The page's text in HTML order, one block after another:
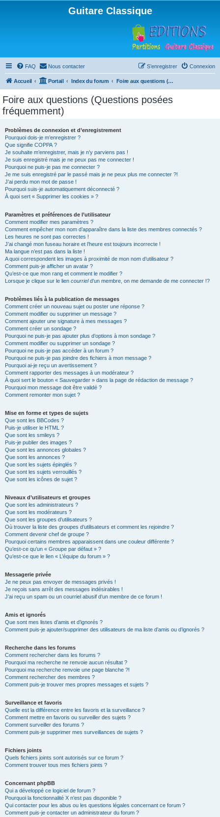
Guitare Classique
FAQ Nous contacter Connexion
S’enregistrer
Accueil Portail Index du forum Foire aux questions (Questions posées fréquemment)
Foire aux questions (Questions posées
fréquemment)
Problèmes de connexion et d’enregistrement
Pourquoi dois-je m’enregistrer ?
Que signifie COPPA ?
Je souhaite m’enregistrer, mais je n’y parviens pas !
Je suis enregistré mais je ne peux pas me connecter !
Pourquoi ne puis-je pas me connecter ?
Je me suis enregistré par le passé mais je ne peux plus me connecter ?!
J’ai perdu mon mot de passe !
Pourquoi suis-je automatiquement déconnecté ?
À quoi sert « Supprimer les cookies » ?
Paramètres et préférences de l’utilisateur
Comment modifier mes paramètres ?
Comment empêcher mon nom d’apparaître dans la liste des membres connectés ?
Les heures ne sont pas correctes !
J’ai changé mon fuseau horaire et l’heure est toujours incorrecte !
Ma langue n’est pas dans la liste !
A quoi correspondent les images à proximité de mon nom d’utilisateur ?
Comment puis-je afficher un avatar ?
Qu’est-ce que mon rang et comment le modifier ?
Lorsque je clique sur le lien courrield’un membre, on me demande de me connecter !?
Problèmes liés à la publication de messages
Comment créer un nouveau sujet ou poster une réponse ?
Comment modifier ou supprimer un message ?
Comment ajouter une signature à mes messages ?
Comment créer un sondage ?
Pourquoi ne puis-je pas ajouter plus d’options à mon sondage ?
Comment modifier ou supprimer un sondage ?
Pourquoi ne puis-je pas accéder à un forum ?
Pourquoi ne puis-je pas joindre des fichiers à mon message ?
Pourquoi ai-je reçu un avertissement ?
Comment rapporter des messages à un modérateur ?
À quoi sert le bouton « Sauvegarder » dans la page de rédaction de message ?
Pourquoi mon message doit être validé ?
Comment remonter mon sujet ?
Mise en forme et types de sujets
Que sont les BBCodes ?
Puis-je utiliser le HTML ?
Que sont les smileys ?
Puis-je publier des images ?
Que sont les annonces globales ?
Que sont les annonces ?
Que sont les sujets épinglés ?
Que sont les sujets verrouillés ?
Que sont les icônes de sujet ?
Niveaux d’utilisateurs et groupes
Que sont les administrateurs ?
Que sont les modérateurs ?
Que sont les groupes d’utilisateurs ?
Où trouver la liste des groupes d’utilisateurs et comment les rejoindre ?
Comment devenir chef de groupe ?
Pourquoi certains membres apparaissent dans une couleur différente ?
Qu’est-ce qu’un « Groupe par défaut » ?
Qu’est-ce que le lien « L’équipe du forum » ?
Messagerie privée
Je ne peux pas envoyer de messages privés !
Je reçois sans arrêt des messages indésirables !
J’ai reçu un spam ou un courriel abusif d’un membre de ce forum !
Amis et ignorés
Que sont mes listes d’amis et d’ignorés ?
Comment puis-je ajouter/supprimer des utilisateurs de ma liste d’amis ou d’ignorés ?
Recherche dans les forums
Comment rechercher dans les forums ?
Pourquoi ma recherche ne renvoie aucun résultat ?
Pourquoi ma recherche renvoie une page blanche ?!
Comment rechercher des membres ?
Comment puis-je trouver mes propres messages et sujets ?
Surveillance et favoris
Quelle est la différence entre les favoris et la surveillance ?
Comment mettre en favoris ou surveiller des sujets ?
Comment surveiller des forums ?
Comment puis-je supprimer mes surveillances de sujets ?
Fichiers joints
Quels fichiers joints sont autorisés sur ce forum ?
Comment trouver tous mes fichiers joints ?
Concernant phpBB
Qui a développé ce logiciel de forum ?
Pourquoi la fonctionnalité X n’est pas disponible ?
Qui contacter pour les abus ou les questions légales concernant ce forum ?
Comment puis-je contacter un administrateur du forum ?